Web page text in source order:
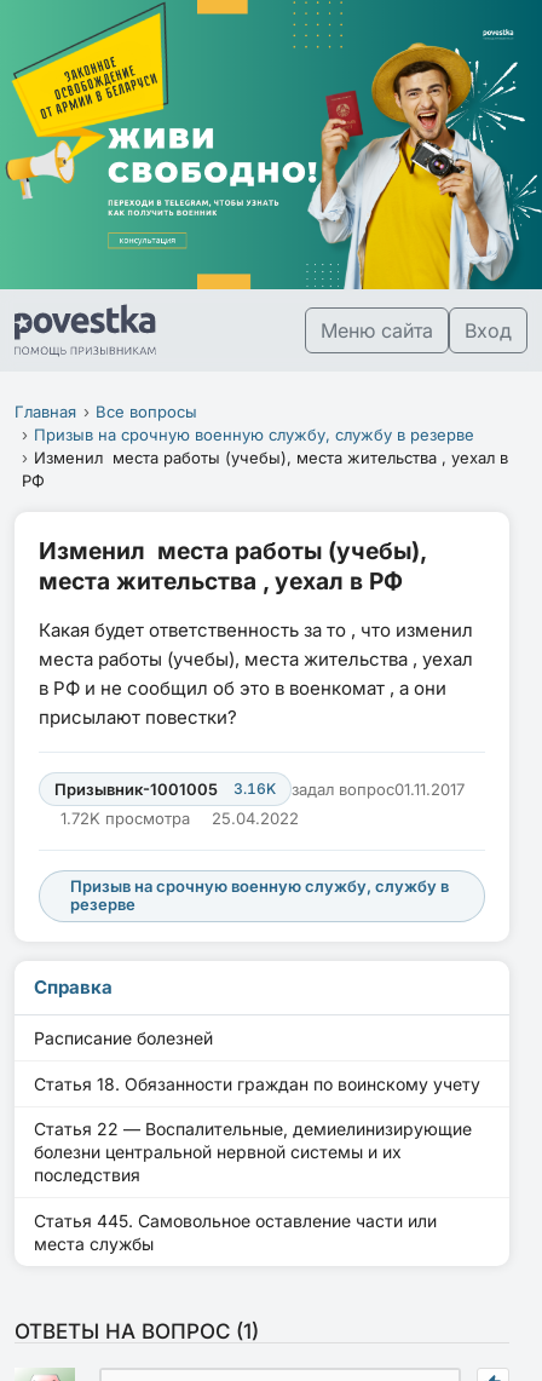
Меню сайта Вход
Главная
Все вопросы
Призыв на срочную военную службу, службу в резерве
Изменил места работы (учебы), места жительства , уехал в
РФ
Изменил места работы (учебы),
места жительства , уехал в РФ
Какая будет ответственность за то , что изменил
места работы (учебы), места жительства , уехал
в РФ и не сообщил об это в военкомат , а они
присылают повестки?
Призывник-1001005 3.16K задал вопрос01.11.2017
1.72K просмотра
25.04.2022
Призыв на срочную военную службу, службу в
резерве
Справка
Расписание болезней
Статья 18. Обязанности граждан по воинскому учету
Статья 22 — Воспалительные, демиелинизирующие
болезни центральной нервной системы и их
последствия
Статья 445. Самовольное оставление части или
места службы
ОТВЕТЫ НА ВОПРОС (1)